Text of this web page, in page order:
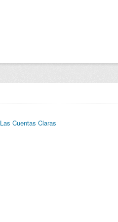
Las Cuentas Claras